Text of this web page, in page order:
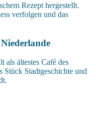
Rezept hergestellt.
verfolgen und das
als ältestes Café des
Stück Stadtgeschichte und